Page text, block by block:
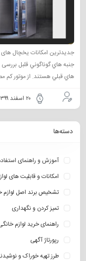
جدیدترین امکانات یخچال
جنبه هاي گوناگوني قلبل
هاي قبلي هستند. از موتور كم
۲۰ اسفند ۱۳۹۹
دسته‌ها
آموزش و راهنمای
امکانات و قابلیت های
تشخیص برند اصل لوازم
تمیز کردن و نگهداری
راهنمای خرید لوازم
رپورتاژ آگهی
طرز تهیه خوراک و